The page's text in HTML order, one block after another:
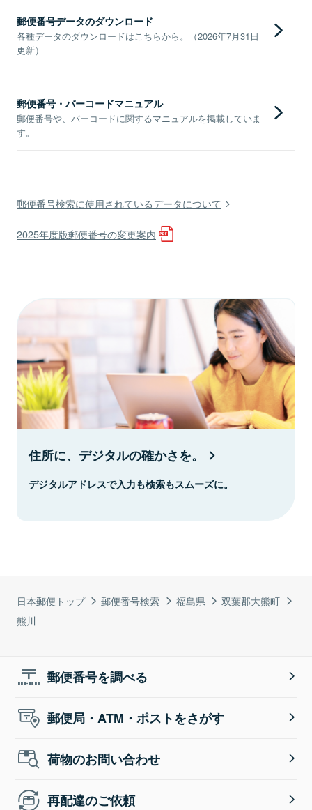
日本郵便トップ 郵便番号検索 福島県
双葉郡大熊町
熊川
郵便番号データのダウンロード
各種データのダウンロードはこちらから。（2026年7月31日
更新）
郵便番号・バーコードマニュアル
郵便番号や、バーコードに関するマニュアルを掲載していま
す。
郵便番号検索に使用されているデータについて
2025年度版郵便番号の変更案内
住所に、デジタルの確かさを。
デジタルアドレスで入力も検索もスムーズに。
郵便番号を調べる
郵便局・ATM・ポストをさがす
荷物のお問い合わせ
再配達のご依頼